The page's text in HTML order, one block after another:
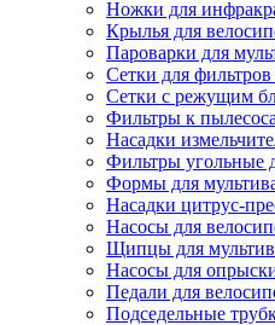
Ножки для
Крылья для
Пароварки для
Сетки для
Сетки с режущим
Фильтры к
Насадки
Фильтры угольные
Формы для
Насадки цитрус-
Насосы для
Щипцы для
Насосы для
Педали для
Подседельные